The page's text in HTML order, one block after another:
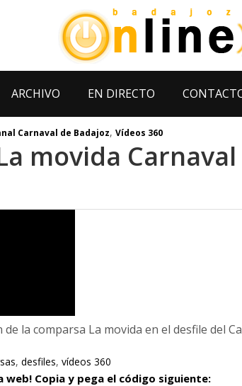
ARCHIVO EN DIRECTO
Carnaval de Badajoz, Vídeos 360
movida
la comparsa La movida en el desfile del
, desfiles, vídeos 360
Copia y pega el código siguiente: